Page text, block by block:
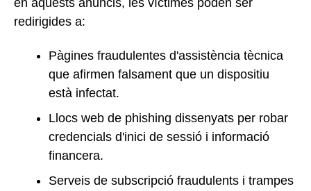
en aquests anuncis, les víctimes poden ser
redirigides a:
Pàgines fraudulentes d'assistència tècnica
que afirmen falsament que un dispositiu
està infectat.
Llocs web de phishing dissenyats per robar
credencials d'inici de sessió i informació
financera.
Serveis de subscripció fraudulents i trampes